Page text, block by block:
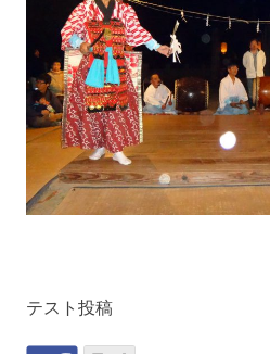
テスト投稿